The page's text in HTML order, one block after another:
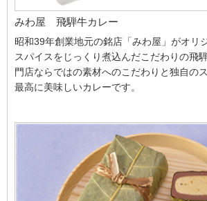
みわ屋 飛騨牛カレー
昭和39年創業地元の銘店「みわ屋」がオリ
スパイスをじっくり煮込んだこだわりの飛
門店ならではの素材へのこだわりと独自の
最高に美味しいカレーです。